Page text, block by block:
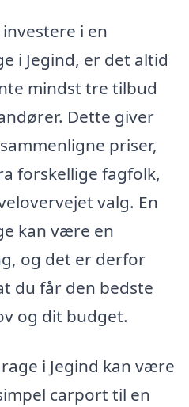
i en
i Jegind, er det altid
mindst tre tilbud
Dette giver
priser,
forskellige fagfolk,
valg. En
kan være en
og det er derfor
du får den bedste
og dit budget.
i Jegind kan være
carport til en